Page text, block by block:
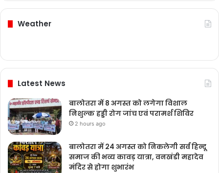
Weather
Latest News
बालोतरा में 8 अगस्त को लगेगा विशाल
निशुल्क हड्डी रोग जांच एवं परामर्श शिविर
2 hours ago
बालोतरा में 24 अगस्त को निकलेगी सर्व हिन्दू
समाज की भव्य कावड़ यात्रा, वनखंडी महादेव
मंदिर से होगा शुभारंभ